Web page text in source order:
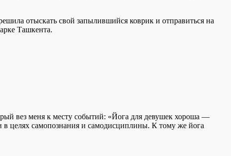
отыскать свой запылившийся коврик и отправиться на
Ташкента.
вез меня к месту событий: «Йога для девушек хороша —
в целях самопознания и самодисциплины. К тому же йога